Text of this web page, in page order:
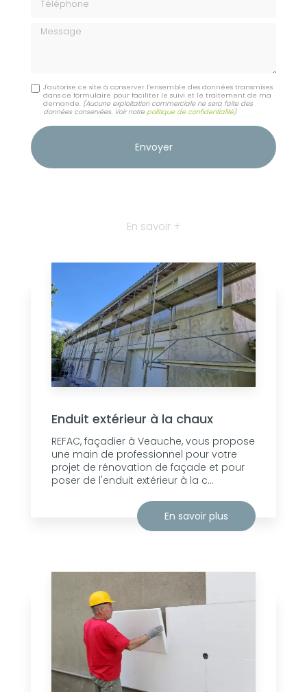
Message
J'autorise ce site à conserver l'ensemble des données transmises
dans ce formulaire pour faciliter le suivi et le traitement de ma
demande. (Aucune exploitation commerciale ne sera faite des
données conservées. Voir notrepolitique de confidentialité)
En savoir +
Enduit extérieur à la chaux
REFAC, façadier à Veauche, vous propose
une main de professionnel pour votre
projet de rénovation de façade et pour
poser de l'enduit extérieur à la c...
En savoir plus